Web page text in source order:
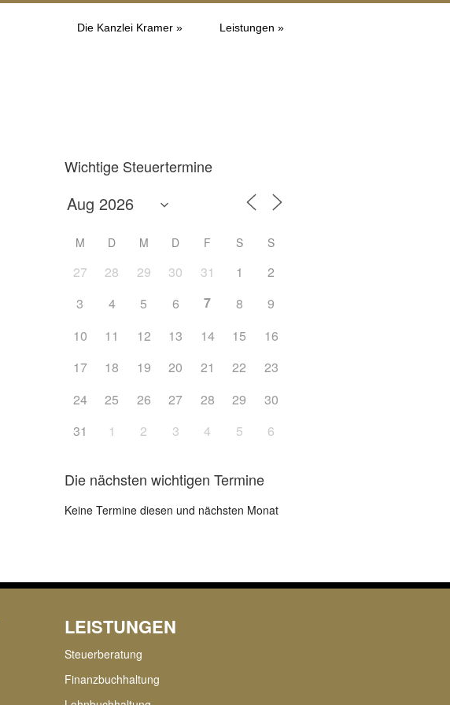
Die Kanzlei Kramer » Leistungen »
Wichtige Steuertermine
M D M D F S S
27 28 29 30 31 1
2
3
4 5 6 7 8
9
10
11 12 13 14 15
16
17
18 19 20 21 22
23
24
25 26 27 28 29
30
31
1 2 3 4 5 6
Die nächsten wichtigen Termine
Keine Termine diesen und nächsten Monat
LEISTUNGEN
Steuerberatung
Finanzbuchhaltung